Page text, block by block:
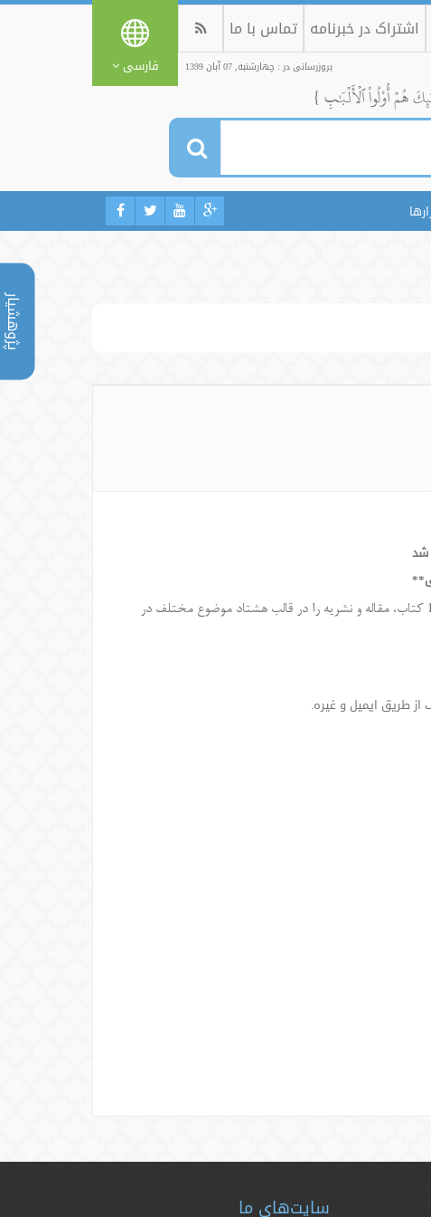
پژوهشیار
اشتراک در خبرنامه تماس با ما
بروزرسانی در : چهارشنبه, 07 آبان 1399 فارسی
هُمۡ أُوْلُواْ ٱلۡأَلۡبَٰبِ }
شد
کتابخانۀ قلم، بزرگترین کتابخانه اسلامی به زبان فارسی است. این پژوهشکدۀ دیجیتال، بیش از 1600 کتاب، مقاله و نشریه را در قالب هشتاد موضوع مختلف در
سایت‌های ما